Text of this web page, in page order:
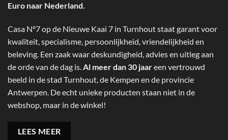
Euro naar Nederland.
Casa N°7 op de Nieuwe Kaai 7 in Turnhout staat garant voor
kwaliteit, specialisme, persoonlijkheid, vriendelijkheid en
beleving. Een zaak waar deskundigheid, advies en uitleg aan
de orde van de dag is.Al meer dan 30 jaareen vertrouwd
beeld in de stad Turnhout, de Kempen en de provincie
Antwerpen. De echt unieke producten staan niet in de
webshop, maar in de winkel!
LEES MEER